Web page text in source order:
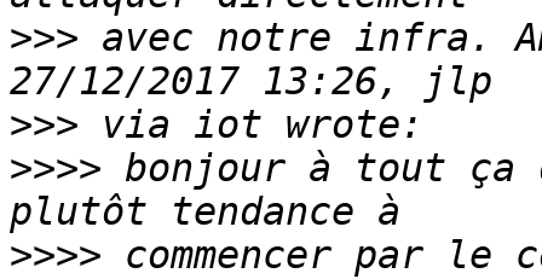
>>> avec notre infra.
>>>
>>>> bonjour à tout
>>>> commencer par le